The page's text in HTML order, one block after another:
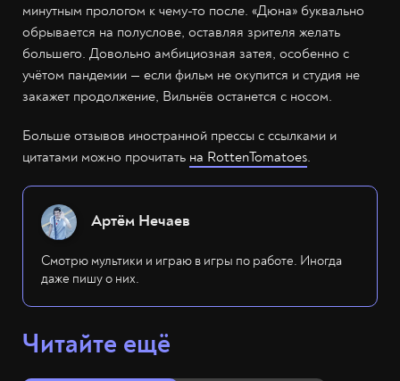
минутным прологом к чему-то после. «Дюна» буквально
обрывается на полуслове, оставляя зрителя желать
большего. Довольно амбициозная затея, особенно с
учётом пандемии — если фильм не окупится и студия не
закажет продолжение, Вильнёв останется с носом.
Больше отзывов иностранной прессы с ссылками и
цитатами можно прочитать на RottenTomatoes.
Артём Нечаев
Смотрю мультики и играю в игры по работе. Иногда
даже пишу о них.
Читайте ещё